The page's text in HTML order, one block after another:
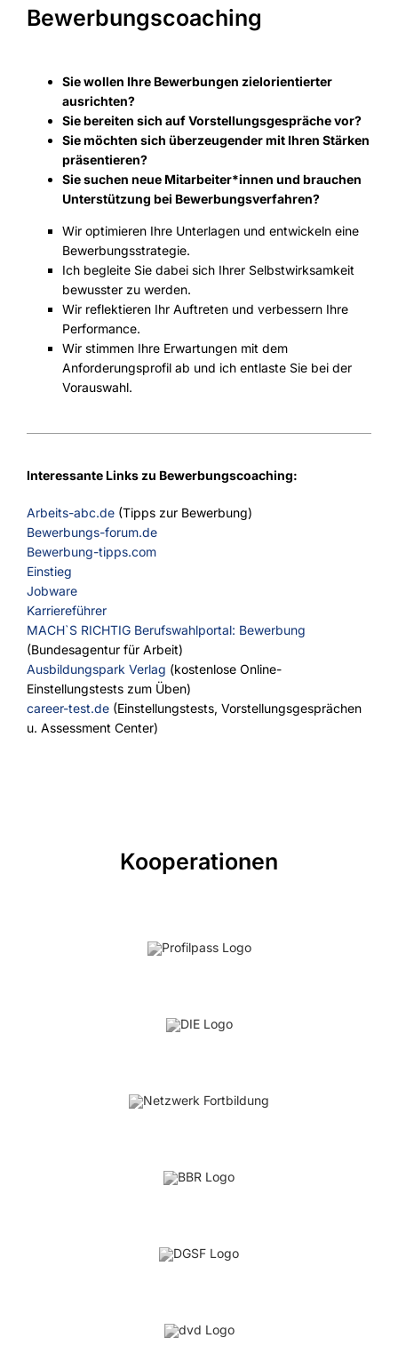
Bewerbungscoaching
Sie wollen Ihre Bewerbungen zielorientierter
ausrichten?
Sie bereiten sich auf Vorstellungsgespräche vor?
Sie möchten sich überzeugender mit Ihren Stärken
präsentieren?
Sie suchen neue Mitarbeiter*innen und brauchen
Unterstützung bei Bewerbungsverfahren?
Wir optimieren Ihre Unterlagen und entwickeln eine
Bewerbungsstrategie.
Ich begleite Sie dabei sich Ihrer Selbstwirksamkeit
bewusster zu werden.
Wir reflektieren Ihr Auftreten und verbessern Ihre
Performance.
Wir stimmen Ihre Erwartungen mit dem
Anforderungsprofil ab und ich entlaste Sie bei der
Vorauswahl.
Interessante Links zu Bewerbungscoaching:
Arbeits-abc.de (Tipps zur Bewerbung)
Bewerbungs-forum.de
Bewerbung-tipps.com
Einstieg
Jobware
Karriereführer
MACH`S RICHTIG Berufswahlportal: Bewerbung
(Bundesagentur für Arbeit)
Ausbildungspark Verlag (kostenlose Online-
Einstellungstests zum Üben)
career-test.de (Einstellungstests, Vorstellungsgesprächen
u. Assessment Center)
Kooperationen